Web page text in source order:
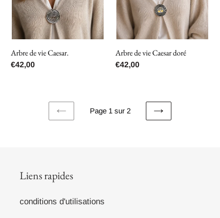
Arbre de vie Caesar.
Prix
€42,00
Arbre de vie Caesar doré
Prix
€42,00
PAGE
Page 1 sur 2
PAGE
Liens rapides
conditions d'utilisations